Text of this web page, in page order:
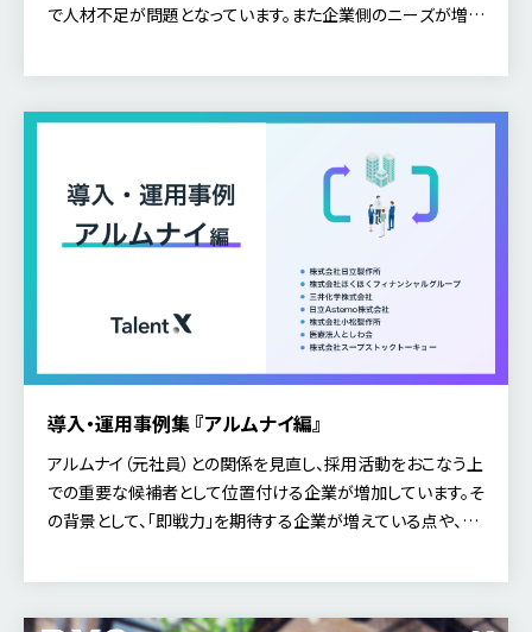
で人材不足が問題となっています。また企業側のニーズが増え
[…]
導入・運用事例集 『アルムナイ編』
アルムナイ（元社員）との関係を見直し、採用活動をおこなう上
での重要な候補者として位置付ける企業が増加しています。そ
の背景として、「即戦力」を期待する企業が増えている点や、人